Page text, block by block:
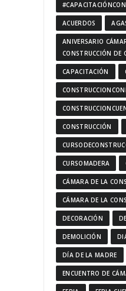
ACUERDOS
ANIVERSARIO
CONSTRUCCIÓN DE
CAPACITACIÓN
CONSTRUCCIÓN
CURSOMADERA
CÁMARA DE LA
CÁMARA DE LA
DECORACIÓN
DEMOLICIÓN
DÍA DE LA MADRE
ENCUENTRO DE